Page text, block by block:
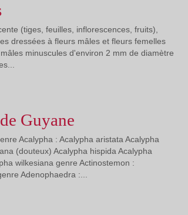
(tiges, feuilles, inflorescences, fruits),
dressées à fleurs mâles et fleurs femelles
minuscules d'environ 2 mm de diamètre
Guyane
Acalypha : Acalypha aristata Acalypha
(douteux) Acalypha hispida Acalypha
wilkesiana genre Actinostemon :
Adenophaedra :...